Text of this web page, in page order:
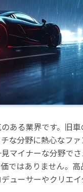
ある業界です。旧
な分野に熱心なフ
マイナーな分野で
ではありません。
ューサーやクリエイ